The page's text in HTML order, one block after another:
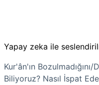
Yapay zeka ile
Kur'ân'ın
Biliyoruz? Nasıl İspat